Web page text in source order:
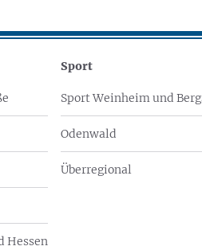
Hessen
Sport
Sport Weinheim und
Odenwald
Überregional